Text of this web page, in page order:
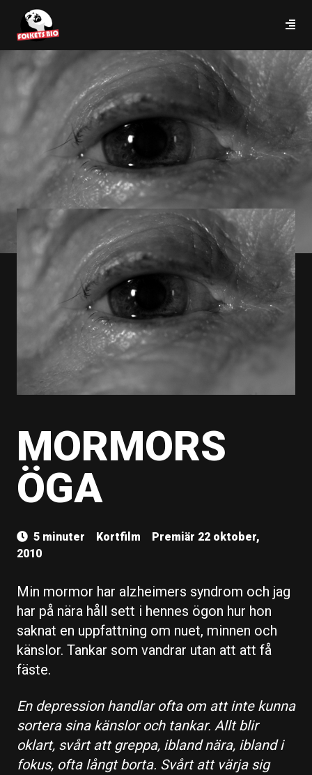
MORMORS
ÖGA
5 minuter Kortfilm
Premiär 22 oktober,
2010
Min mormor har alzheimers syndrom och jag
har på nära håll sett i hennes ögon hur hon
saknat en uppfattning om nuet, minnen och
känslor. Tankar som vandrar utan att att få
fäste.
En depression handlar ofta om att inte kunna
sortera sina känslor och tankar. Allt blir
oklart, svårt att greppa, ibland nära, ibland i
fokus, ofta långt borta. Svårt att värja sig